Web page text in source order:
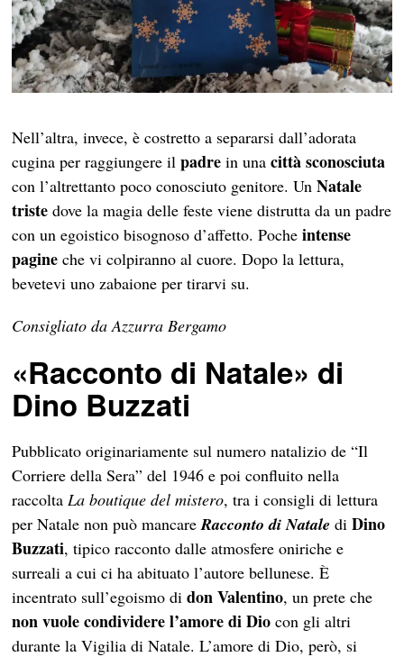
Nell’altra, invece, è costretto a separarsi dall’adorata
cugina per raggiungere ilpadre in unacittà sconosciuta
con l’altrettanto poco conosciuto genitore. UnNatale
triste dove la magia delle feste viene distrutta da un padre
con un egoistico bisognoso d’affetto. Pocheintense
pagine che vi colpiranno al cuore. Dopo la lettura,
bevetevi uno zabaione per tirarvi su.
Consigliato da Azzurra Bergamo
«Racconto di Natale» di
Dino Buzzati
Pubblicato originariamente sul numero natalizio de “Il
Corriere della Sera” del 1946 e poi confluito nella
raccoltaLa boutique del mistero, tra i consigli di lettura
per Natale non può mancareRacconto di NatalediDino
Buzzati, tipico racconto dalle atmosfere oniriche e
surreali a cui ci ha abituato l’autore bellunese. È
incentrato sull’egoismo didon Valentino, un prete che
non vuole condividere l’amore di Dio con gli altri
durante la Vigilia di Natale. L’amore di Dio, però, si